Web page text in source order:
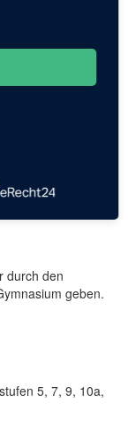
durch den
geben.
5, 7, 9, 10a,